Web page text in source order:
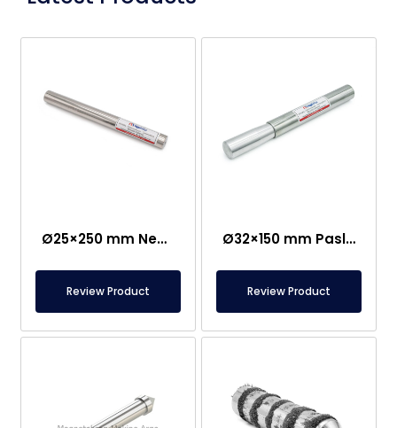
Ø25×250 mm Neodim Çubuq Maqnit – Bir Tərəfi M8 Dişi Bağlantı
Review Product
Ø32×150 mm Paslanmaz Qulplu Nümunə Toplama Maqniti
Review Product